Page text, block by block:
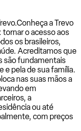
Conheça a Trevo
o acesso aos
os brasileiros,
Acreditamos que
são fundamentais
e pela de sua família.
nas suas mãos a
em
a
ou até
com preços